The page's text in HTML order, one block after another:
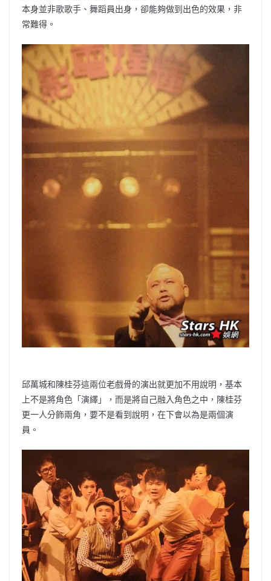
本身並非歌歌手、舞蹈員出身，卻能夠做到出色的效果，非
常難得。
邱萬城和陳桂芬這兩位老戲骨的演出就更加不用說明，基本
上不是將角色「演繹」，而是將自己融入角色之中，陳桂芬
更一人分飾兩角，要不是看到說明，在下會以為是兩個演
員。